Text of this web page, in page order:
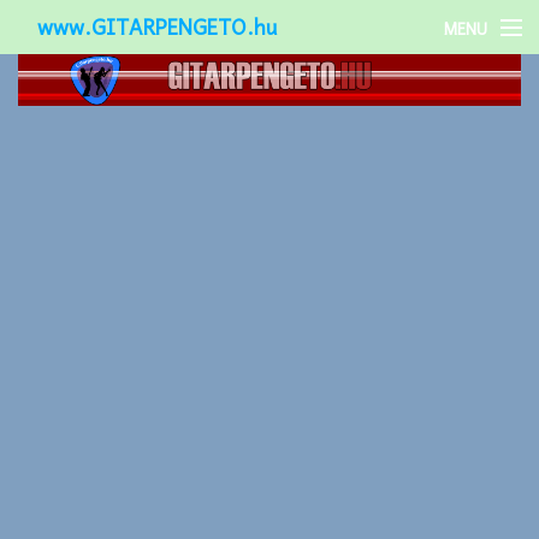
www.GITARPENGETO.hu MENU
Népszerű-